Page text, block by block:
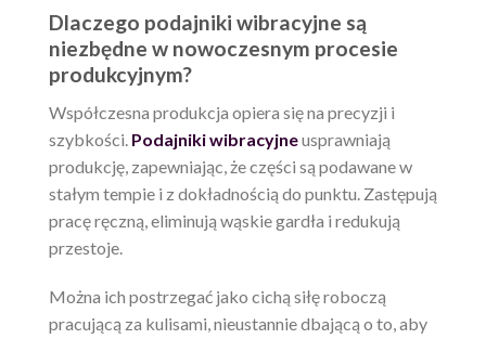
Dlaczego podajniki wibracyjne są
niezbędne w nowoczesnym procesie
produkcyjnym?
Współczesna produkcja opiera się na precyzji i
szybkości. Podajniki wibracyjneusprawniają
produkcję, zapewniając, że części są podawane w
stałym tempie i z dokładnością do punktu. Zastępują
pracę ręczną, eliminują wąskie gardła i redukują
przestoje.
Można ich postrzegać jako cichą siłę roboczą
pracującą za kulisami, nieustannie dbającą o to, aby